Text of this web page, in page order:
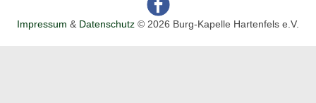
Impressum & Datenschutz © 2026 Burg-Kapelle Hartenfels e.V.